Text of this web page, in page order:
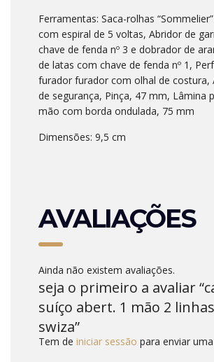
Ferramentas: Saca-rolhas
com espiral de 5 voltas, Abridor de
chave de fenda nº 3 e dobrador de
de latas com chave de fenda nº 1,
furador furador com olhal de costura,
de segurança, Pinça, 47 mm, Lâmina
mão com borda ondulada, 75 mm
Dimensões: 9,5 cm
AVALIAÇÕES
Ainda não existem avaliações.
seja o primeiro a avaliar
suíço abert. 1 mão 2
swiza”
Tem de iniciar sessão para enviar